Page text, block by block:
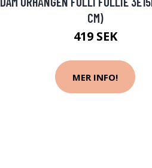
CM)
419 SEK
MER INFO!